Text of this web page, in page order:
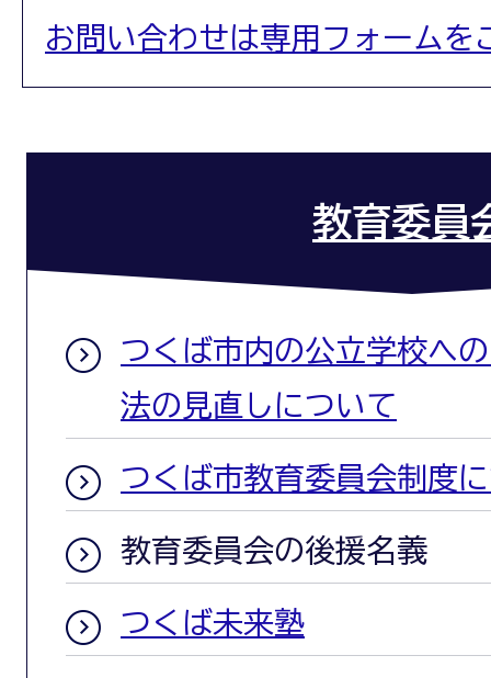
お問い合わせは専用フォームを
教育委員
つくば市内の公立学校へ
法の見直しについて
つくば市教育委員会制度
教育委員会の後援名義
つくば未来塾